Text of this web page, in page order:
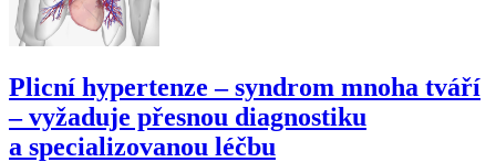
Plicní hypertenze –⁠ syndrom mnoha tváří
–⁠ vyžaduje přesnou diagnostiku
a specializovanou léčbu